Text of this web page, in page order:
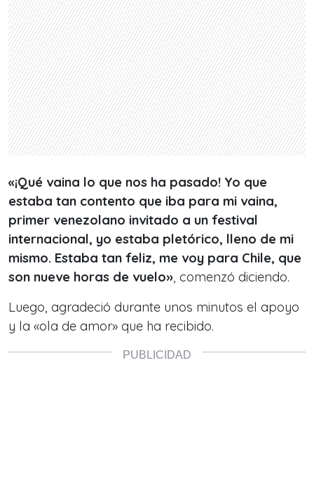
«¡Qué vaina lo que nos ha pasado! Yo que
estaba tan contento que iba para mi vaina,
primer venezolano invitado a un festival
internacional, yo estaba pletórico, lleno de mi
mismo. Estaba tan feliz, me voy para Chile, que
son nueve horas de vuelo», comenzó diciendo.
Luego, agradeció durante unos minutos el apoyo
y la «ola de amor» que ha recibido.